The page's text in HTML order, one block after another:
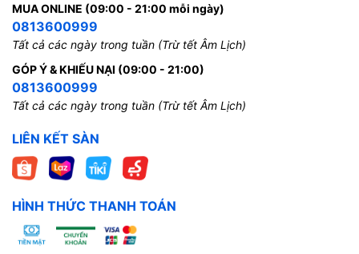
MUA ONLINE (09:00 - 21:00 mỗi ngày)
0813600999
Tất cả các ngày trong tuần (Trừ tết Âm Lịch)
GÓP Ý & KHIẾU NẠI (09:00 - 21:00)
0813600999
Tất cả các ngày trong tuần (Trừ tết Âm Lịch)
LIÊN KẾT SÀN
HÌNH THỨC THANH TOÁN